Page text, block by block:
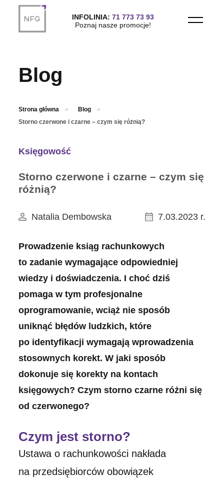
Przejdź do treści głównej
INFOLINIA: 71 773 73 93
Poznaj nasze promocje!
Blog
Strona główna
Blog
Storno czerwone i czarne – czym się różnią?
Księgowość
Storno czerwone i czarne – czym się
różnią?
Natalia Dembowska 7.03.2023 r.
Prowadzenie ksiąg rachunkowych
to zadanie wymagające odpowiedniej
wiedzy i doświadczenia. I choć dziś
pomaga w tym profesjonalne
oprogramowanie, wciąż nie sposób
uniknąć błędów ludzkich, które
po identyfikacji wymagają wprowadzenia
stosownych korekt. W jaki sposób
dokonuje się korekty na kontach
księgowych? Czym storno czarne różni się
od czerwonego?
Czym jest storno?
Ustawa o rachunkowości nakłada
na przedsiębiorców obowiązek